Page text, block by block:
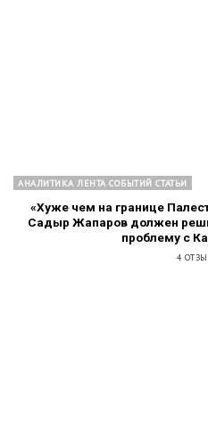
АНАЛИТИКА ЛЕНТА СОБЫТИЙ СТАТЬИ
«Хуже чем на границе
Садыр Жапаров должен
проблему с
4